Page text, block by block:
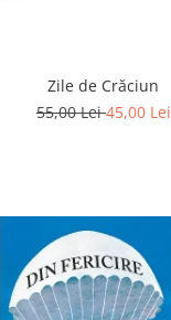
Zile de Crăciun
55,00 Lei45,00 Lei